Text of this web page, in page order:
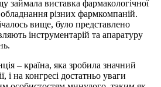
займала виставка фармакологічної
різних фармкомпаній.
вище, було представлено
інструментарій та апаратуру
– країна, яка зробила значний
і на конгресі достатньо уваги